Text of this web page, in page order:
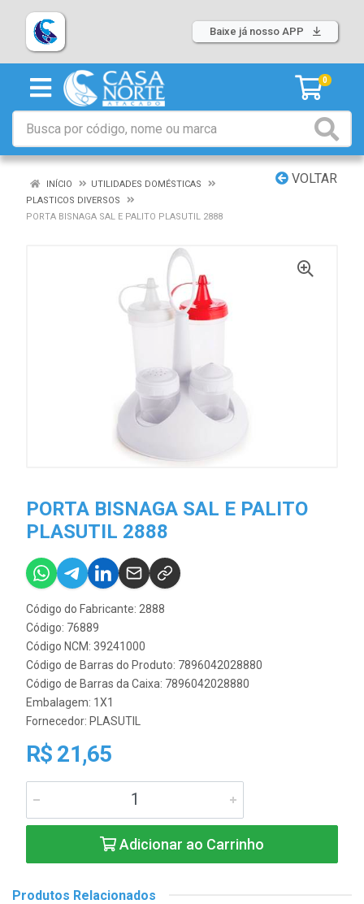
Baixe já nosso APP
0
VOLTAR
INÍCIO
UTILIDADES DOMÉSTICAS
PLASTICOS DIVERSOS
PORTA BISNAGA SAL E PALITO PLASUTIL 2888
PORTA BISNAGA SAL E PALITO
PLASUTIL 2888
Código do Fabricante: 2888
Código: 76889
Código NCM: 39241000
Código de Barras do Produto: 7896042028880
Código de Barras da Caixa: 7896042028880
Embalagem: 1X1
Fornecedor: PLASUTIL
R$ 21,65
Adicionar ao Carrinho
Produtos Relacionados